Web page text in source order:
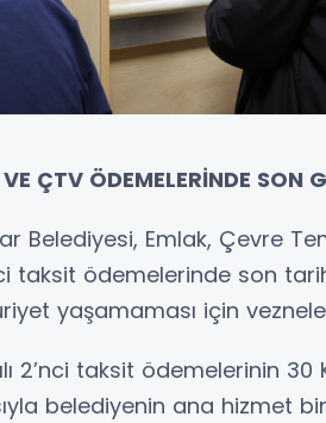
ÇTV ÖDEMELERİNDE SON
Belediyesi, Emlak, Çevre
taksit ödemelerinde son
yaşamaması için
2’nci taksit ödemelerinin
belediyenin ana hizmet